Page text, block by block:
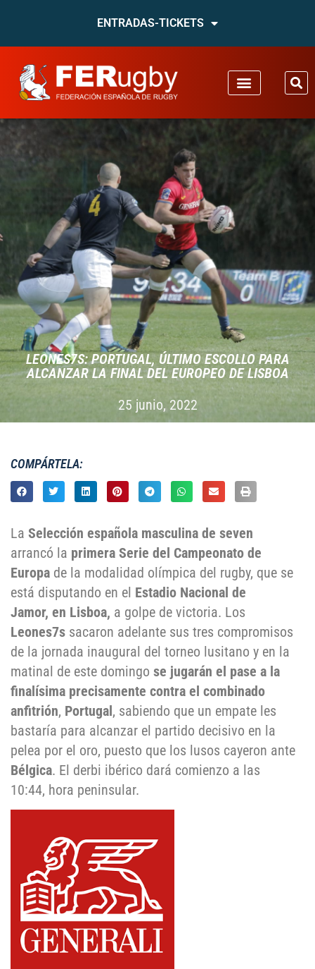
ENTRADAS-TICKETS
LEONES7S: PORTUGAL, ÚLTIMO ESCOLLO PARA
ALCANZAR LA FINAL DEL EUROPEO DE LISBOA
25 junio, 2022
COMPÁRTELA:
La Selección española masculina de seven
arrancó la primera Serie del Campeonato de
Europa de la modalidad olímpica del rugby, que se
está disputando en el Estadio Nacional de
Jamor, en Lisboa, a golpe de victoria. Los
Leones7s sacaron adelante sus tres compromisos
de la jornada inaugural del torneo lusitano y en la
matinal de este domingo se jugarán el pase a la
finalísima precisamente contra el combinado
anfitrión, Portugal, sabiendo que un empate les
bastaría para alcanzar el partido decisivo en la
pelea por el oro, puesto que los lusos cayeron ante
Bélgica. El derbi ibérico dará comienzo a las
10:44, hora peninsular.